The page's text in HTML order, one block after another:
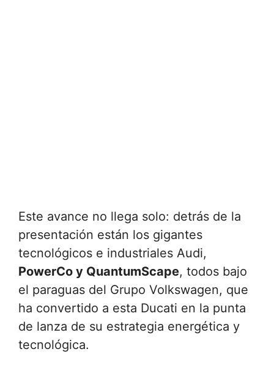
Este avance no llega solo: detrás de la
presentación están los gigantes
tecnológicos e industriales Audi,
PowerCo y QuantumScape, todos bajo
el paraguas del Grupo Volkswagen, que
ha convertido a esta Ducati en la punta
de lanza de su estrategia energética y
tecnológica.